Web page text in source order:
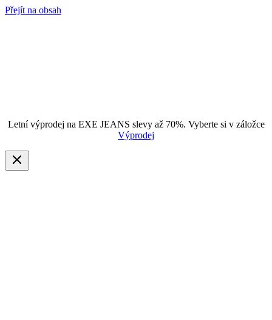
Přejít na obsah
Letní výprodej na EXE JEANS slevy až 70%. Vyberte si v záložce
Výprodej